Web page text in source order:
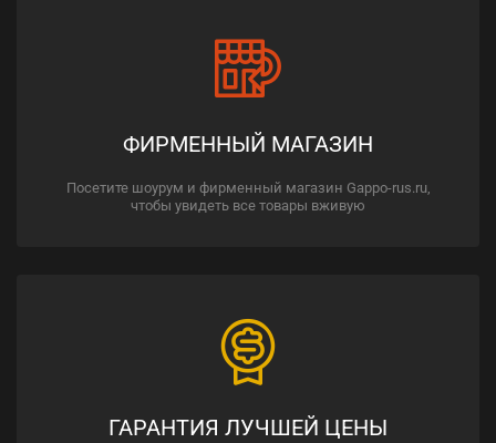
ФИРМЕННЫЙ МАГАЗИН
Посетите шоурум и фирменный магазин Gappo-rus.ru,
чтобы увидеть все товары вживую
ГАРАНТИЯ ЛУЧШЕЙ ЦЕНЫ